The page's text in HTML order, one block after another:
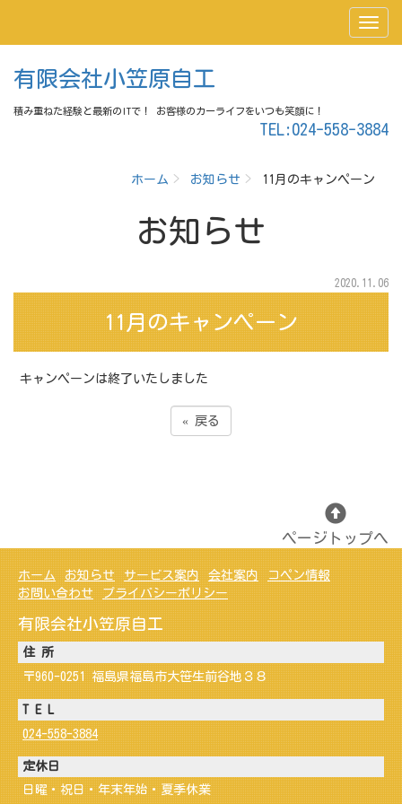
有限会社小笠原自工
積み重ねた経験と最新のITで！ お客様のカーライフをいつも笑顔に！
TEL:024-558-3884
ホーム お知らせ 11月のキャンペーン
お知らせ
2020.11.06
11月のキャンペーン
キャンペーンは終了いたしました
« 戻る
ページトップへ
ホーム お知らせ サービス案内 会社案内
コペン情報
お問い合わせ
プライバシーポリシー
有限会社小笠原自工
住 所
〒960-0251 福島県福島市大笹生前谷地３８
T E L
024-558-3884
定休日
日曜・祝日・年末年始・夏季休業